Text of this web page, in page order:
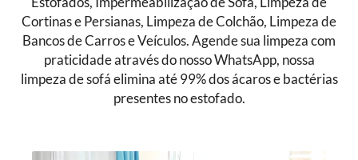
Cortinas e Persianas, Limpeza de Colchão, Limpeza de
Bancos de Carros e Veículos. Agende sua limpeza com
praticidade através do nosso WhatsApp, nossa
limpeza de sofá elimina até 99% dos ácaros e bactérias
presentes no estofado.